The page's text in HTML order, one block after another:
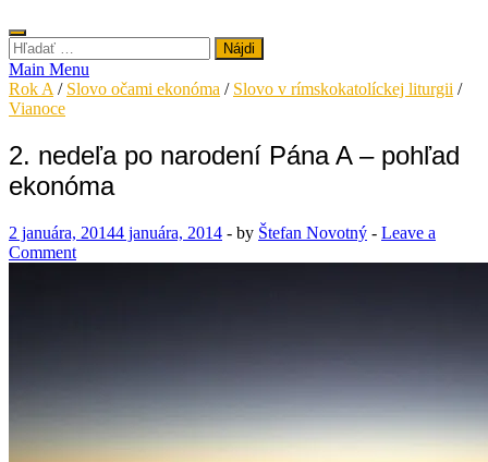
Hľadať:
Main Menu
Rok A / Slovo očami ekonóma / Slovo v rímskokatolíckej liturgii /
Vianoce
2. nedeľa po narodení Pána A – pohľad
ekonóma
2 januára, 20144 januára, 2014 - by Štefan Novotný - Leave a
Comment